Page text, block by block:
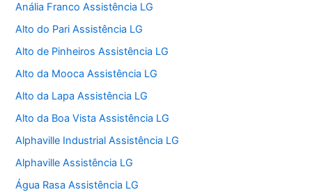
Anália Franco Assistência LG
Alto do Pari Assistência LG
Alto de Pinheiros Assistência LG
Alto da Mooca Assistência LG
Alto da Lapa Assistência LG
Alto da Boa Vista Assistência LG
Alphaville Industrial Assistência LG
Alphaville Assistência LG
Água Rasa Assistência LG